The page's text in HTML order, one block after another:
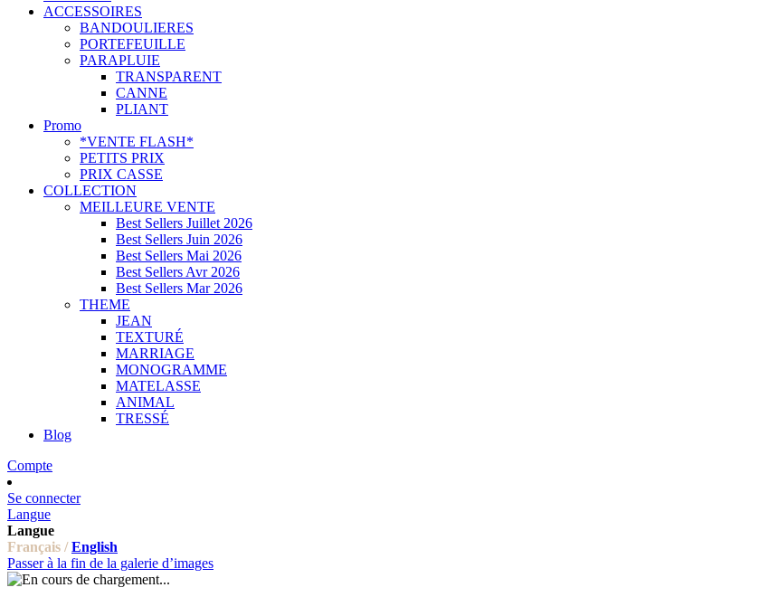
ACCESSOIRES
BANDOULIERES
PORTEFEUILLE
PARAPLUIE
TRANSPARENT
CANNE
PLIANT
Promo
*VENTE FLASH*
PETITS PRIX
PRIX CASSE
COLLECTION
MEILLEURE VENTE
Best Sellers Juillet 2026
Best Sellers Juin 2026
Best Sellers Mai 2026
Best Sellers Avr 2026
Best Sellers Mar 2026
THEME
JEAN
TEXTURÉ
MARRIAGE
MONOGRAMME
MATELASSE
ANIMAL
TRESSÉ
Blog
Compte
Se connecter
Langue
Langue
Français / English
Passer à la fin de la galerie d’images